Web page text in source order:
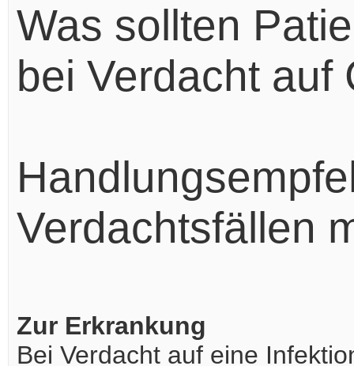
Was sollten
bei Verdacht auf
Verdachtsfällen
Zur Erkrankung
Bei Verdacht auf eine